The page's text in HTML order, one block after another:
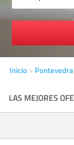
Inicio Pontevedra
LAS MEJORES